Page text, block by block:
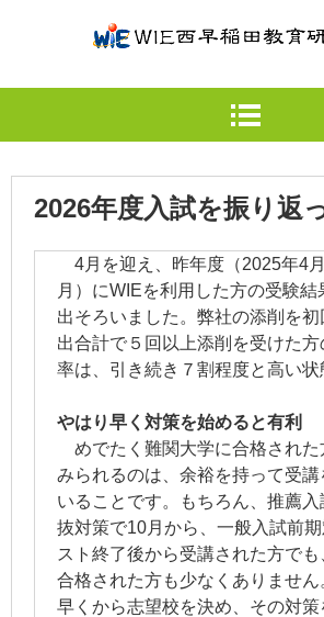
2026年度入試を振り返
4月を迎え、昨年度（2025年4
月）にWIEを利用した方の受験結
出そろいました。弊社の添削を
出合計で５回以上添削を受けた
率は、引き続き７割程度と高い状
やはり早く対策を始めると有利
めでたく難関大学に合格された
みられるのは、余裕を持って受講
いることです。もちろん、推薦
抜対策で10月から、一般入試前
スト終了後から受講された方でも
合格された方も少なくありません
早くから志望校を決め、その対策